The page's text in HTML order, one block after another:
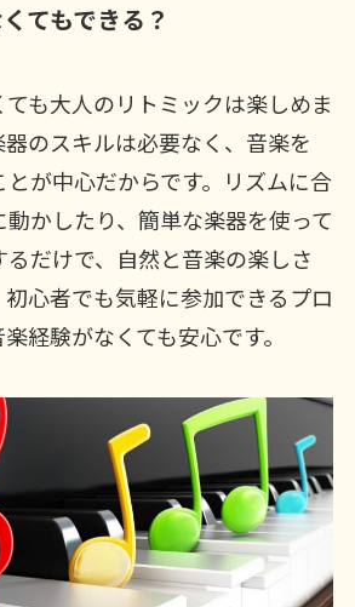
てもできる？
も大人のリトミックは楽しめま
のスキルは必要なく、音楽を
とが中心だからです。リズムに合
かしたり、簡単な楽器を使って
だけで、自然と音楽の楽しさ
心者でも気軽に参加できるプロ
経験がなくても安心です。